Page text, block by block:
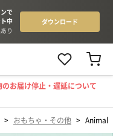
のお届け停止・遅延について
> おもちゃ・その他 > Animal